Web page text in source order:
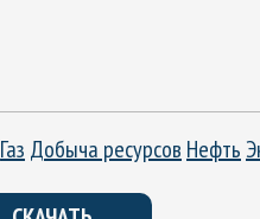
Газ Добыча ресурсов Нефть